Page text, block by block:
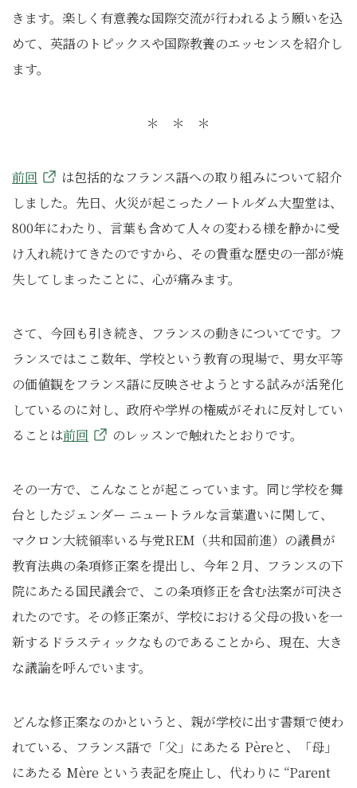
きます。楽しく有意義な国際交流が行われるよう願いを込
めて、英語のトピックスや国際教養のエッセンスを紹介し
ます。
＊ ＊ ＊
前回
は包括的なフランス語への取り組みについて紹介
しました。先日、火災が起こったノートルダム大聖堂は、
800年にわたり、言葉も含めて人々の変わる様を静かに受
け入れ続けてきたのですから、その貴重な歴史の一部が焼
失してしまったことに、心が痛みます。
さて、今回も引き続き、フランスの動きについてです。フ
ランスではここ数年、学校という教育の現場で、男女平等
の価値観をフランス語に反映させようとする試みが活発化
しているのに対し、政府や学界の権威がそれに反対してい
ることは前回 のレッスンで触れたとおりです。
その一方で、こんなことが起こっています。同じ学校を舞
台としたジェンダー ニュートラルな言葉遣いに関して、
マクロン大統領率いる与党REM（共和国前進）の議員が
教育法典の条項修正案を提出し、今年２月、フランスの下
院にあたる国民議会で、この条項修正を含む法案が可決さ
れたのです。その修正案が、学校における父母の扱いを一
新するドラスティックなものであることから、現在、大き
な議論を呼んでいます。
どんな修正案なのかというと、親が学校に出す書類で使わ
れている、フランス語で「父」にあたる Pèreと、「母」
にあたる Mère という表記を廃止し、代わりに “Parent